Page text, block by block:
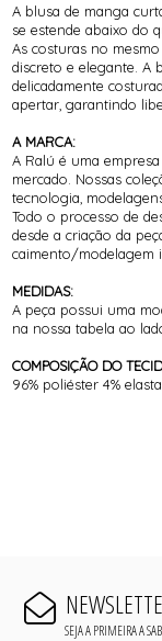
A blusa de manga
se estende abaixo do
As costuras no
discreto e elegante. A
delicadamente
apertar, garantindo
A MARCA:
A Ralú é uma empresa
mercado. Nossas
tecnologia,
Todo o processo de
desde a criação da
caimento/modelagem
MEDIDAS:
A peça possui uma
na nossa tabela ao
COMPOSIÇÃO DO
96% poliéster 4%
SEJA A PRIMEIRA A